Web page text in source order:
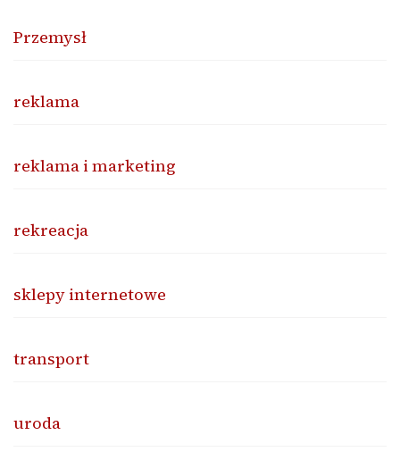
Przemysł
reklama
reklama i marketing
rekreacja
sklepy internetowe
transport
uroda